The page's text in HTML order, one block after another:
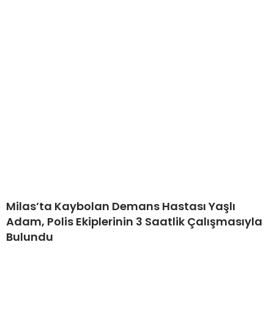
Milas’ta Kaybolan Demans Hastası Yaşlı
Adam, Polis Ekiplerinin 3 Saatlik Çalışmasıyla
Bulundu